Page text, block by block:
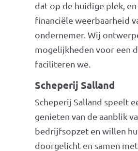
dat op de huidige plek,
financiële weerbaarheid
ondernemer. Wij
mogelijkheden voor een
faciliteren we.
Scheperij Salland
Scheperij Salland speelt
genieten van de aanblik
bedrijfsopzet en willen
doorgelicht en samen